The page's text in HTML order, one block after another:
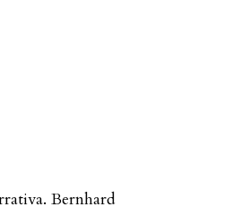
Bernhard